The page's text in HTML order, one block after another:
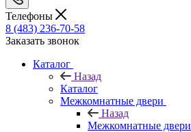
Телефоны
8 (483) 236-70-58
Заказать звонок
Каталог
Назад
Каталог
Межкомнатные двери
Назад
Межкомнатные двери